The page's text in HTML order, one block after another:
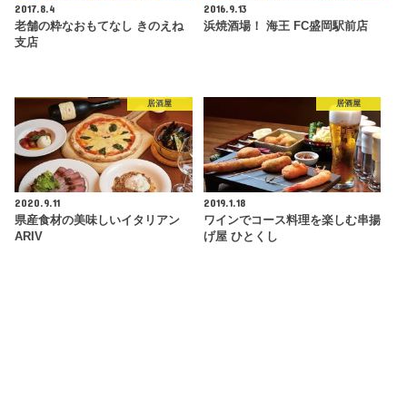
2017.8.4
老舗の粋なおもてなし きのえね
支店
2016.9.13
浜焼酒場！ 海王 FC盛岡駅前店
居酒屋
2020.9.11
県産食材の美味しいイタリアン
ARIV
居酒屋
2019.1.18
ワインでコース料理を楽しむ串揚
げ屋 ひとくし